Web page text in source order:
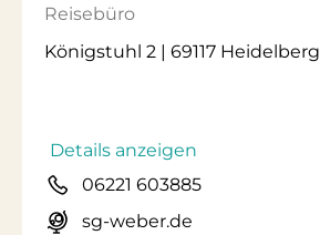
Reisebüro
Königstuhl 2 | 69117 Heidelberg
Details anzeigen
06221 603885
sg-weber.de